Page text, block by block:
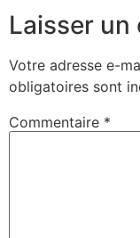
Laisser
Votre adresse e-
obligatoires sont
Commentaire *